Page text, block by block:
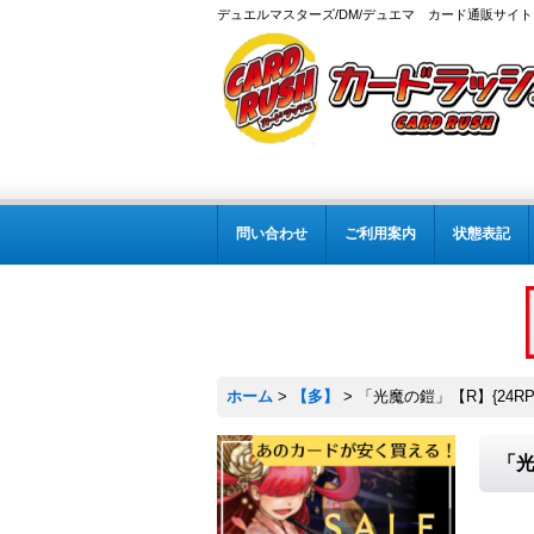
デュエルマスターズ/DM/デュエマ カード通販サイト
問い合わせ ご利用案内 状態表記
ホーム > 【多】 > 「光魔の鎧」【R】
「